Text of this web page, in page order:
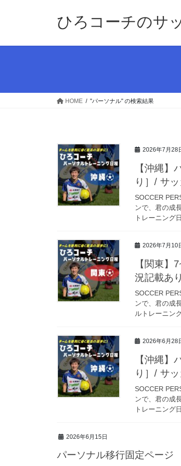
ひろコーチのサ
HOME "パーソナル" の検索結果
2026年7月28
【沖縄】
り］/ サ
SOCCER
ンで、君の成
トレーニング
2026年7月10
【関東】
況記載あり
SOCCER
ンで、君の成
ルトレーニン
2026年6月28
【沖縄】
り］/ サ
SOCCER
ンで、君の成
トレーニング
2026年6月15日
パーソナル移行固定ページ